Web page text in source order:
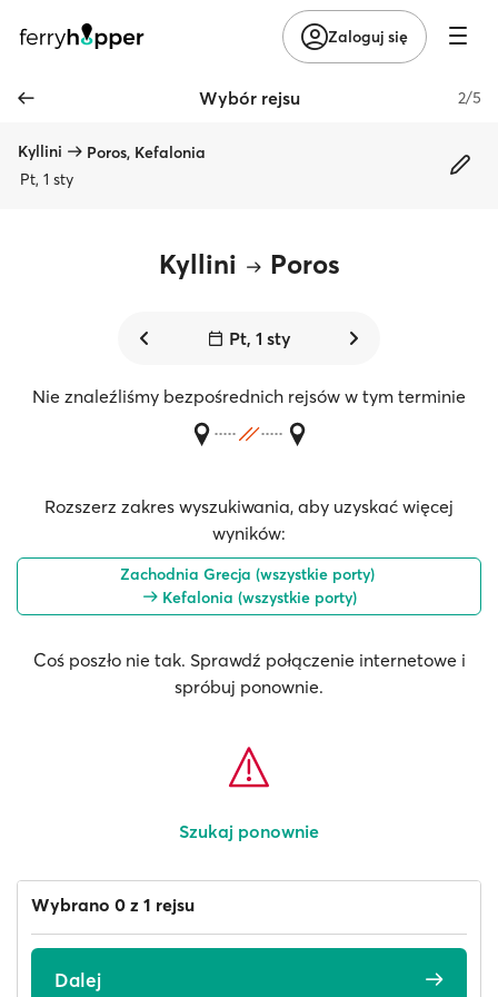
Zaloguj się
Wybór rejsu 2/5
Kyllini
Poros, Kefalonia
Pt, 1 sty
Kyllini Poros
Pt, 1 sty
Nie znaleźliśmy bezpośrednich rejsów w tym terminie
Rozszerz zakres wyszukiwania, aby uzyskać więcej
wyników:
Zachodnia Grecja (wszystkie porty)
Kefalonia (wszystkie porty)
Coś poszło nie tak. Sprawdź połączenie internetowe i
spróbuj ponownie.
Szukaj ponownie
Wybrano 0 z 1 rejsu
Dalej